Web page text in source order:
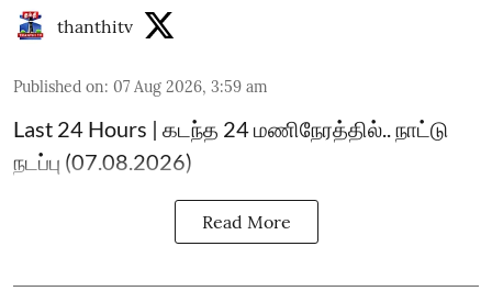
thanthitv
Published on: 07 Aug 2026, 3:59 am
Last 24 Hours | கடந்த 24 மணிநேரத்தில்.. நாட்டு
நடப்பு (07.08.2026)
Read More